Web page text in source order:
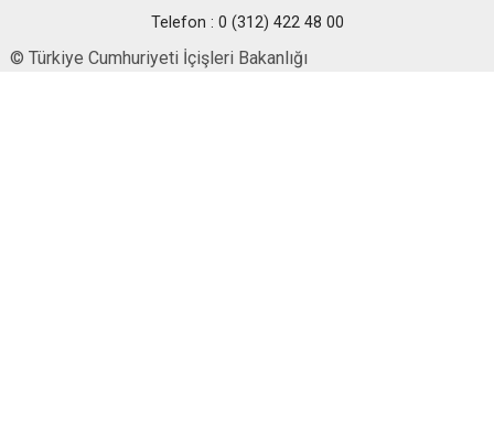
Telefon : 0 (312) 422 48 00
© Türkiye Cumhuriyeti İçişleri Bakanlığı